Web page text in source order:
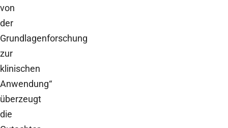
von
der
Grundlagenforschung
zur
klinischen
Anwendung“
überzeugt
die